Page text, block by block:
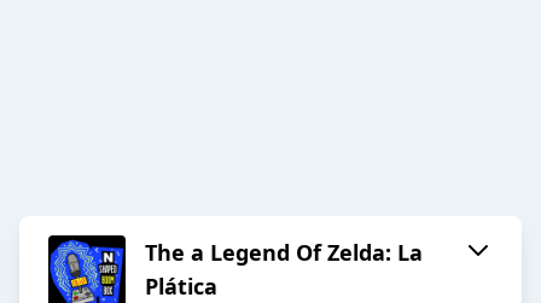
The a Legend Of Zelda: La
Plática